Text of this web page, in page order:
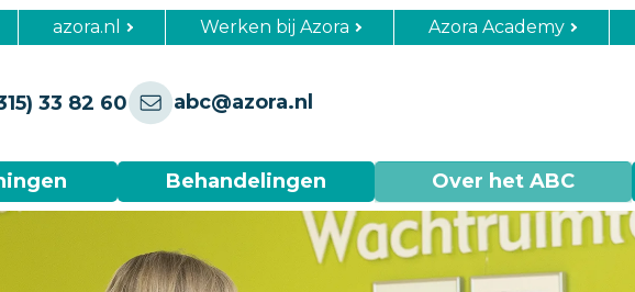
azora.nl Werken bij Azora Azora Academy
33 82 60 abc@azora.nl
Behandelingen Over het ABC